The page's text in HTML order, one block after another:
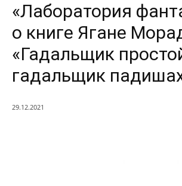
«Лаборатория
о книге Ягане
«Гадальщик
гадальщик
29.12.2021